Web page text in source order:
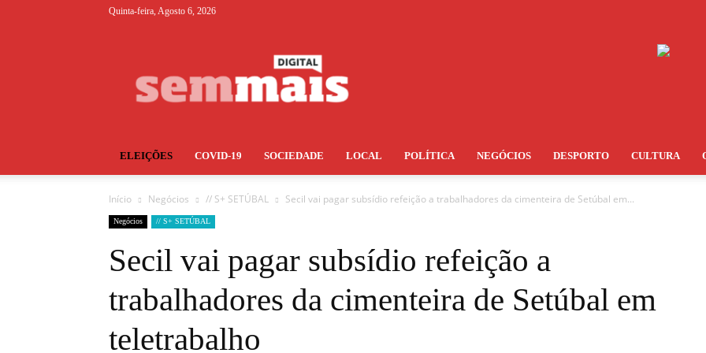
Quinta-feira, Agosto 6, 2026
ELEIÇÕES COVID-19 SOCIEDADE LOCAL POLÍTICA NEGÓCIOS DESPORTO CULTURA
Início Negócios // S+ SETÚBAL Secil vai pagar subsídio refeição a trabalhadores da cimenteira de Setúbal em...
Negócios // S+ SETÚBAL
Secil vai pagar subsídio refeição a
trabalhadores da cimenteira de Setúbal em
teletrabalho